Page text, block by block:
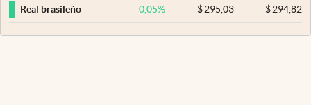
Real brasileño 0,05% $ 295,03 $294,82